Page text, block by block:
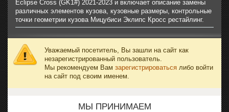
Eclipse Cross (GK1#) 2021-2023 и включает описание замены
различных элементов кузова, кузовные размеры, контрольные
точки геометрии кузова Мицубиси Эклипс Кросс рестайлинг.
Уважаемый посетитель, Вы зашли на сайт как
незарегистрированный пользователь.
Мы рекомендуем Вам зарегистрироваться либо войти
на сайт под своим именем.
МЫ ПРИНИМАЕМ